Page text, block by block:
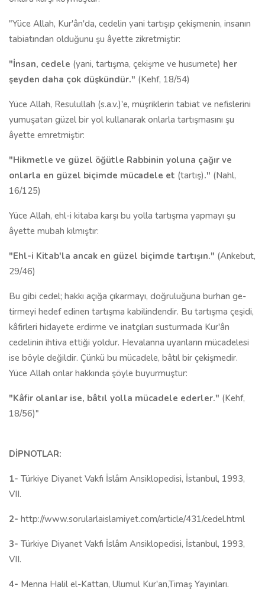
"Yüce Allah, Kur'ân'da, cedelin yani tartışıp çekişmenin, insanın
tabiatından olduğunu şu âyette zikretmiştir:
"İnsan, cedele (yani, tartışma, çekişme ve husumete) her
şeyden daha çok düşkündür." (Kehf, 18/54)
Yüce Allah, Resulullah (s.a.v.)'e, müşriklerin tabiat ve nefisleri­ni
yumuşatan güzel bir yol kullanarak onlarla tartışmasını şu
âyette emretmiştir:
"Hikmetle ve güzel öğütle Rabbinin yoluna çağır ve
onlarla en güzel biçimde mücadele et (tartış)." (Nahl,
16/125)
Yüce Allah, ehl-i kitaba karşı bu yolla tartışma yapmayı şu
âyette mubah kılmıştır:
"Ehl-i Kitab'la ancak en güzel biçimde tartışın." (Ankebut,
29/46)
Bu gibi cedel; hakkı açığa çıkarmayı, doğruluğuna burhan ge­
tirmeyi hedef edinen tartışma kabilindendir. Bu tartışma çeşidi,
kâfirleri hidayete erdirme ve inatçıları susturmada Kur'ân
cedelinin ihtiva ettiği yoldur. Hevalanna uyanların mücadelesi
ise böyle değildir. Çünkü bu mücadele, bâtıl bir çekişmedir.
Yüce Allah on­lar hakkında şöyle buyurmuştur:
"Kâfir olanlar ise, bâtıl yolla mücadele ederler." (Kehf,
18/56)"
DİPNOTLAR:
1- Türkiye Diyanet Vakfı İslâm Ansiklopedisi, İstanbul, 1993,
VII.
2- http://www.sorularlaislamiyet.com/article/431/cedel.html
3- Türkiye Diyanet Vakfı İslâm Ansiklopedisi, İstanbul, 1993,
VII.
4- Menna Halil el-Kattan, Ulumul Kur'an,Timaş Yayınları.